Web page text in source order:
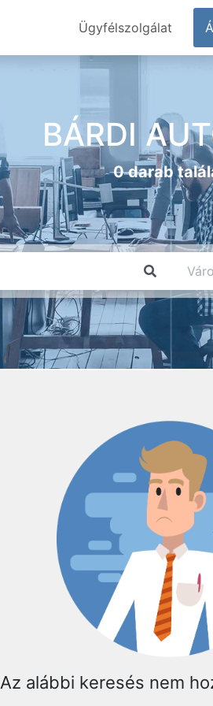
Ügyfélszolgálat
BÁRDI
0 darab
Az alábbi keresés nem